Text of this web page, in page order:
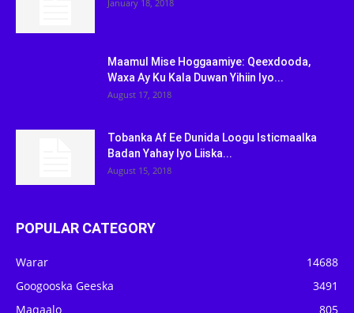
January 18, 2018
Maamul Mise Hoggaamiye: Qeexdooda,
Waxa Ay Ku Kala Duwan Yihiin Iyo...
August 17, 2018
Tobanka Af Ee Dunida Loogu Isticmaalka
Badan Yahay Iyo Liiska...
August 15, 2018
POPULAR CATEGORY
Warar
14688
Googooska Geeska
3491
Maqaalo
805